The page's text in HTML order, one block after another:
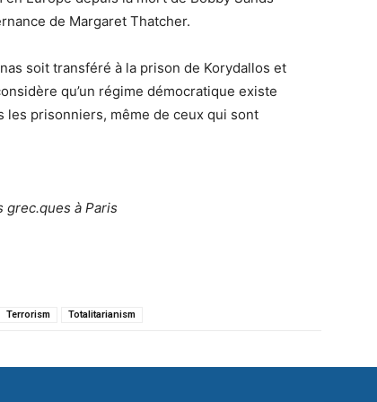
de Margaret Thatcher.
soit transféré à la prison de Korydallos et
qu’un régime démocratique existe
les prisonniers, même de ceux qui sont
grec.ques à Paris
Terrorism Totalitarianism